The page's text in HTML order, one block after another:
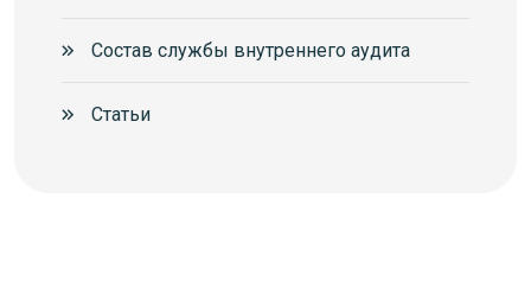
Состав службы внутреннего аудита
Статьи